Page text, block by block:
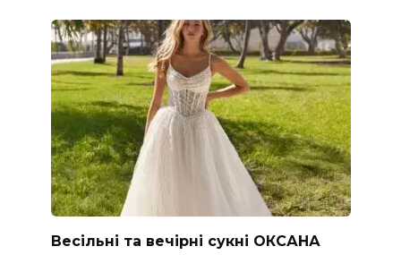
Весільні та вечірні сукні ОКСАНА